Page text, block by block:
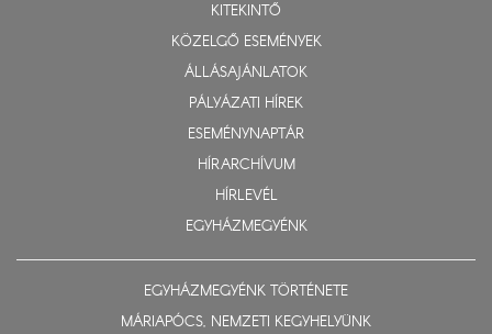
KITEKINTŐ
KÖZELGŐ ESEMÉNYEK
ÁLLÁSAJÁNLATOK
PÁLYÁZATI HÍREK
ESEMÉNYNAPTÁR
HÍRARCHÍVUM
HÍRLEVÉL
EGYHÁZMEGYÉNK
EGYHÁZMEGYÉNK TÖRTÉNETE
MÁRIAPÓCS, NEMZETI KEGYHELYÜNK